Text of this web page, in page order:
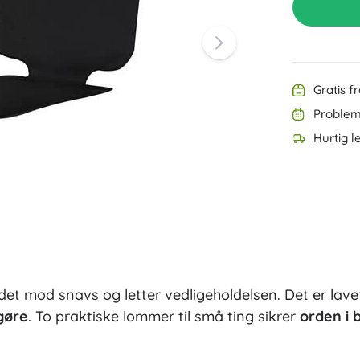
Udstyr til de allermindste
Organisering
Nattelys
Vandlegetøj
Tegning og skrivning
Gratis
Hurtig
mod snavs og letter vedligeholdelsen. Det er
. To praktiske lommer til små ting sikrer orden i